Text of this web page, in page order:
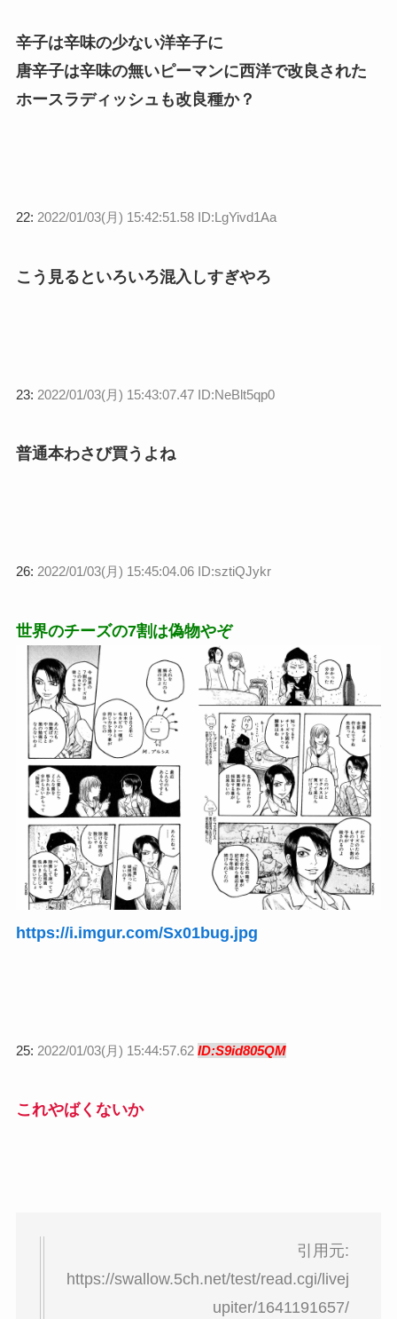
辛子は辛味の少ない洋辛子に
唐辛子は辛味の無いピーマンに西洋で改良された
ホースラディッシュも改良種か？
22: 2022/01/03(月) 15:42:51.58 ID:LgYivd1Aa
こう見るといろいろ混入しすぎやろ
23: 2022/01/03(月) 15:43:07.47 ID:NeBlt5qp0
普通本わさび買うよね
26: 2022/01/03(月) 15:45:04.06 ID:sztiQJykr
世界のチーズの7割は偽物やぞ
https://i.imgur.com/Sx01bug.jpg
25: 2022/01/03(月) 15:44:57.62 ID:S9id805QM
これやばくないか
引用元:
https://swallow.5ch.net/test/read.cgi/livej
upiter/1641191657/